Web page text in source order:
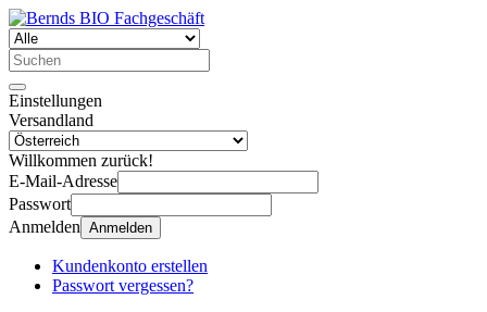
Einstellungen
Versandland
Willkommen zurück!
E-Mail-Adresse
Passwort
Anmelden Anmelden
Kundenkonto erstellen
Passwort vergessen?